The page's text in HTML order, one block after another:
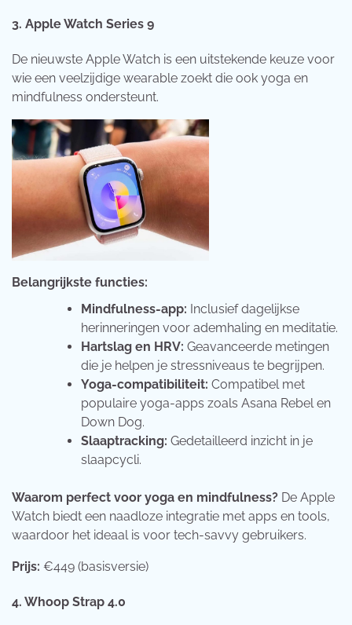
3. Apple Watch Series 9
De nieuwste Apple Watch is een uitstekende keuze voor
wie een veelzijdige wearable zoekt die ook yoga en
mindfulness ondersteunt.
Belangrijkste functies:
Mindfulness-app: Inclusief dagelijkse
herinneringen voor ademhaling en meditatie.
Hartslag en HRV: Geavanceerde metingen
die je helpen je stressniveaus te begrijpen.
Yoga-compatibiliteit: Compatibel met
populaire yoga-apps zoals Asana Rebel en
Down Dog.
Slaaptracking: Gedetailleerd inzicht in je
slaapcycli.
Waarom perfect voor yoga en mindfulness? De Apple
Watch biedt een naadloze integratie met apps en tools,
waardoor het ideaal is voor tech-savvy gebruikers.
Prijs: €449 (basisversie)
4. Whoop Strap 4.0